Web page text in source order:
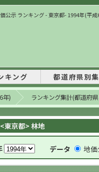
公示 ランキング - 東京都- 1994年(平
キング 都道府県別
年) ランキング集計(都道府
東京都> 林地
データ 地